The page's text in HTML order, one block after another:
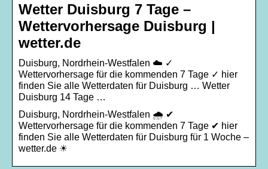
Wetter Duisburg 7 Tage –
Wettervorhersage Duisburg |
wetter.de
Duisburg, Nordrhein-Westfalen ☁️ ✓
Wettervorhersage für die kommenden 7 Tage ✓ hier
finden Sie alle Wetterdaten für Duisburg … Wetter
Duisburg 14 Tage …
Duisburg, Nordrhein-Westfalen 🌧️ ✔
Wettervorhersage für die kommenden 7 Tage ✔ hier
finden Sie alle Wetterdaten für Duisburg für 1 Woche –
wetter.de ☀